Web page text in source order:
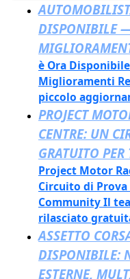
DISPONIBILE
è Ora
Miglioramenti
piccolo
PROJECT
CENTRE: UN
GRATUITO
Project Motor
Circuito di
Community Il
rilasciato
ASSETTO
DISPONIBILE:
ESTERNE,